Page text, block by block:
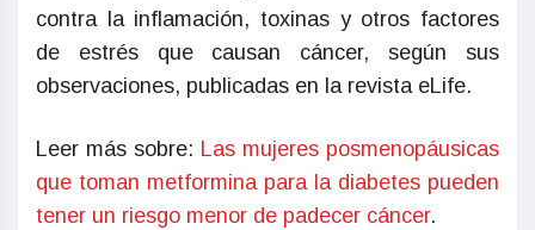
contra la inflamación, toxinas y otros factores
de estrés que causan cáncer, según sus
observaciones, publicadas en la revista eLife.
Leer más sobre: Las mujeres posmenopáusicas
que toman metformina para la diabetes pueden
tener un riesgo menor de padecer cáncer.